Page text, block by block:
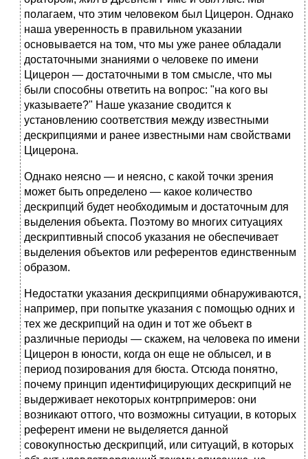
полагаем, что этим человеком был Цицерон. Однако
наша уверенность в правильном указании
основывается на том, что мы уже ранее обладали
достаточными знаниями о человеке по имени
Цицерон — достаточными в том смысле, что мы
были способны ответить на вопрос: "на кого вы
указываете?" Наше указание сводится к
установлению соответствия между известными
дескрипциями и ранее известными нам свойствами
Цицерона.
Однако неясно — и неясно, с какой точки зрения
может быть определено — какое количество
дескрипций будет необходимым и достаточным для
выделения объекта. Поэтому во многих ситуациях
дескриптивный способ указания не обеспечивает
выделения объектов или референтов единственным
образом.
Недостатки указания дескрипциями обнаруживаются,
например, при попытке указания с помощью одних и
тех же дескрипций на один и тот же объект в
различные периоды — скажем, на человека по имени
Цицерон в юности, когда он еще не облысел, и в
период позирования для бюста. Отсюда понятно,
почему принцип идентифицирующих дескрипций не
выдерживает некоторых контрпримеров: они
возникают оттого, что возможны ситуации, в которых
референт имени не выделяется данной
совокупностью дескрипций, или ситуаций, в которых